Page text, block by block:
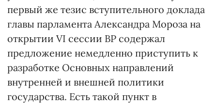
первый же тезис вступительного доклада
главы парламента Александра Мороза на
открытии VI сессии ВР содержал
предложение немедленно приступить к
разработке Основных направлений
внутренней и внешней политики
государства. Есть такой пункт в